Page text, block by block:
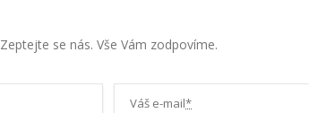
Zeptejte se nás. Vše Vám zodpovíme.
Váš e-mail*